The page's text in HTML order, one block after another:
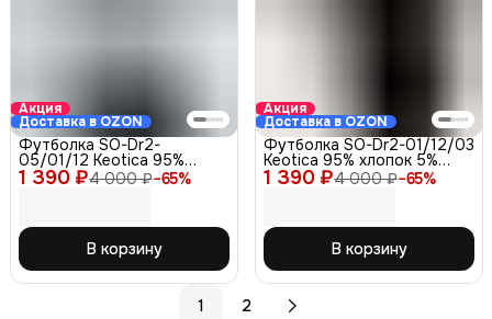
Акция
Доставка в OZON
1 390 ₽4 000 ₽−65%
Футболка SO-Dr2-
05/01/12 Keotica 95%
хлопок 5% лайкра белая 52
В корзину
Акция
Доставка в OZON
1 390 ₽4 000 ₽−65%
Футболка SO-Dr2-01/12/03
Keotica 95% хлопок 5%
лайкра, черная 52
В корзину
1 2